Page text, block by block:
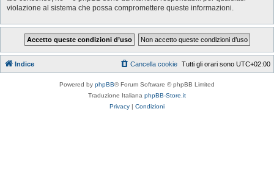
violazione al sistema che possa compromettere queste informazioni.
Indice Tutti gli orari sono UTC+02:00
Cancella cookie
Powered by phpBB® Forum Software © phpBB Limited
Traduzione Italiana phpBB-Store.it
Privacy | Condizioni